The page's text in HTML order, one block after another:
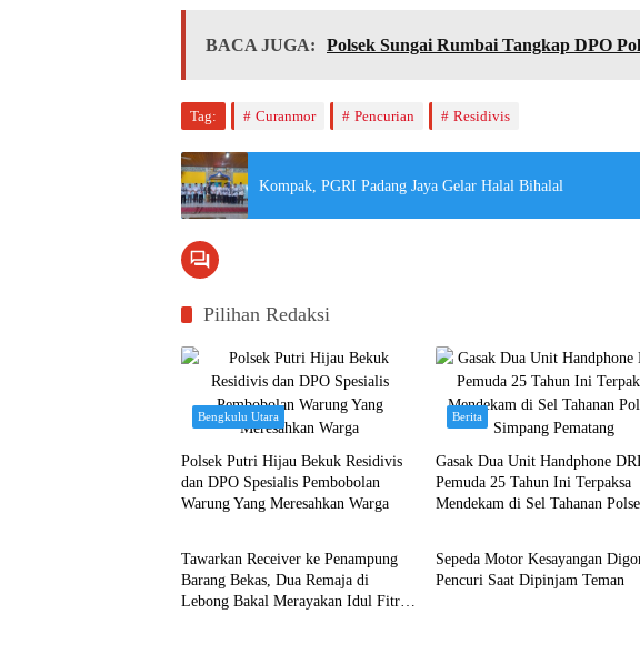
BACA JUGA: Polsek Sungai Rumbai Tangkap DPO
Tag: Curanmor Pencurian Residivis
Kompak, PGRI Padang Jaya Gelar Halal Bihalal
Pilihan Redaksi
Bengkulu Utara
Polsek Putri Hijau Bekuk Residivis
dan DPO Spesialis Pembobolan
Warung Yang Meresahkan Warga
Berita
Gasak Dua Unit Handphone
Pemuda 25 Tahun Ini Terpaksa
Mendekam di Sel Tahanan
Berita
Tawarkan Receiver ke Penampung
Barang Bekas, Dua Remaja di
Lebong Bakal Merayakan Idul Fitri
Sepeda Motor Kesayangan
Pencuri Saat Dipinjam Teman